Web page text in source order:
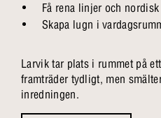
Få rena linjer och
Skapa lugn i
Larvik tar plats i rummet på
framträder tydligt, men
inredningen.